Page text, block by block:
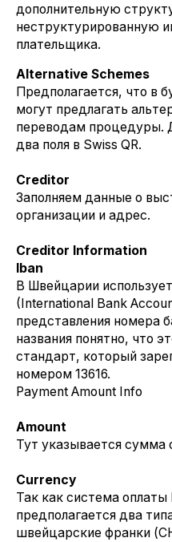
дополнительную
неструктурированную
плательщика.
Alternative Schemes
Предполагается, что в
могут предлагать
переводам процедуры.
два поля в Swiss QR.
Creditor
Заполняем данные о
организации и адрес.
Creditor Information
Iban
В Швейцарии
(International Bank
представления номера
названия понятно, что
стандарт, который
номером 13616.
Payment Amount Info
Amount
Тут указывается сумма
Currency
Так как система
предполагается два
швейцарские франки